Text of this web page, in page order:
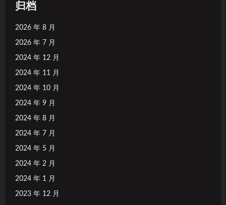
归档
2026 年 8 月
2026 年 7 月
2024 年 12 月
2024 年 11 月
2024 年 10 月
2024 年 9 月
2024 年 8 月
2024 年 7 月
2024 年 5 月
2024 年 2 月
2024 年 1 月
2023 年 12 月